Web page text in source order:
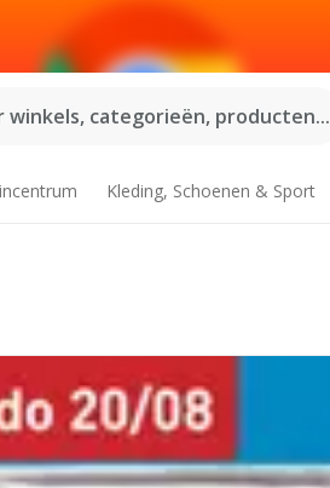
winkels, categorieën, producten...
Kleding, Schoenen & Sport